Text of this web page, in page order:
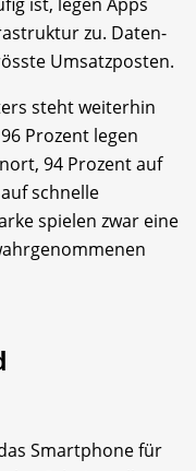
ist, legen Apps
zu. Daten-
Umsatzposten.
steht weiterhin
Prozent legen
94 Prozent auf
schnelle
spielen zwar eine
Smartphone für